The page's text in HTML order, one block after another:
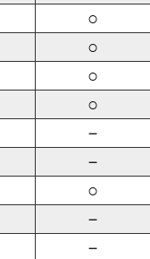
○
○
○
○
－
－
○
－
－